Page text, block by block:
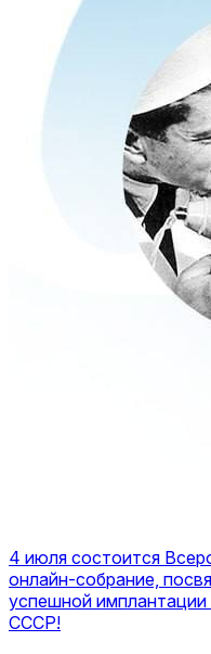
4 июля состоится
онлайн-собрание,
успешной имплантации
СССР!